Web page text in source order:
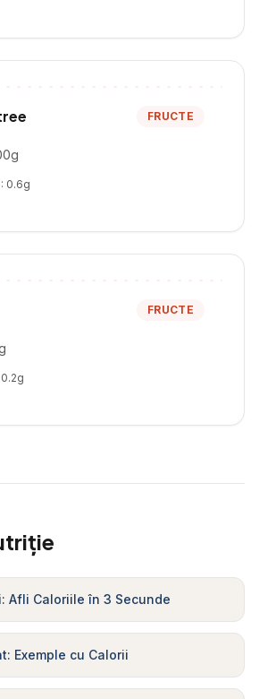
FRUCTE
0.6g
FRUCTE
0.2g
Afli Caloriile în 3 Secunde
Exemple cu Calorii